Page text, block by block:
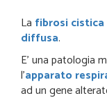
La fibrosi cistica
diffusa.
E’ una patologia
l’apparato
ad un gene